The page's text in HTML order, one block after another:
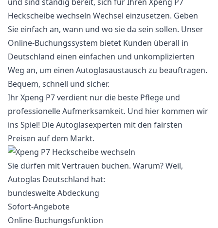
Heckscheibe wechseln Wechsel einzusetzen. Geben
Sie einfach an, wann und wo sie da sein sollen. Unser
Online-Buchungssystem bietet Kunden überall in
Deutschland einen einfachen und unkomplizierten
Weg an, um einen Autoglasaustausch zu beauftragen.
Bequem, schnell und sicher.
Ihr Xpeng P7 verdient nur die beste Pflege und
professionelle Aufmerksamkeit. Und hier kommen wir
ins Spiel! Die Autoglasexperten mit den fairsten
Preisen auf dem Markt.
Sie dürfen mit Vertrauen buchen. Warum? Weil,
Autoglas Deutschland hat:
bundesweite Abdeckung
Sofort-Angebote
Online-Buchungsfunktion